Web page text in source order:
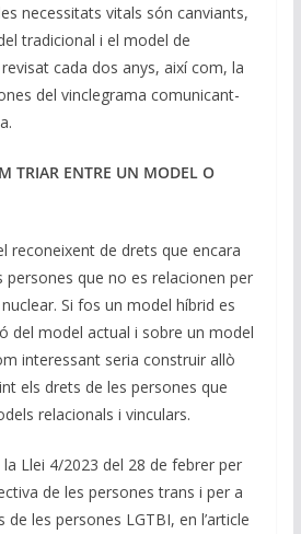
necessitats vitals són canviants,
tradicional i el model de
cada dos anys, així com, la
del vinclegrama comunicant-
TRIAR ENTRE UN MODEL O
reconeixent de drets que encara
persones que no es relacionen per
Si fos un model híbrid es
del model actual i sobre un model
interessant seria construir allò
els drets de les persones que
relacionals i vinculars.
la Llei 4/2023 del 28 de febrer per
de les persones trans i per a
les persones LGTBI, en l’article